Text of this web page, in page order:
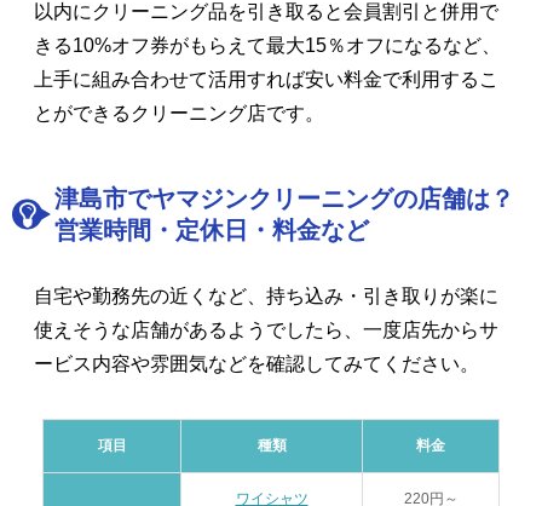
以内にクリーニング品を引き取ると会員割引と併用で
きる10%オフ券がもらえて最大15％オフになるなど、
上手に組み合わせて活用すれば安い料金で利用するこ
とができるクリーニング店です。
津島市でヤマジンクリーニングの店舗は？
営業時間・定休日・料金など
自宅や勤務先の近くなど、持ち込み・引き取りが楽に
使えそうな店舗があるようでしたら、一度店先からサ
ービス内容や雰囲気などを確認してみてください。
項目 種類 料金
ワイシャツ 220円～